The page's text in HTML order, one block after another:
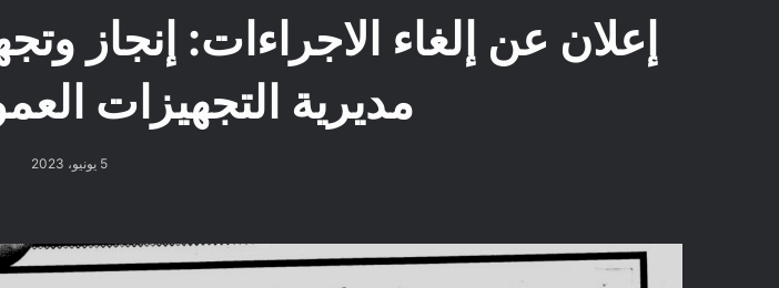
مديرية التجهيزات
5 يونيو، 2023